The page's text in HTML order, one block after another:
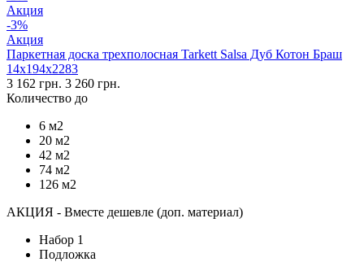
Акция
-3%
Акция
Паркетная доска трехполосная Tarkett Salsa Дуб Котон Браш
14х194х2283
3 162 грн. 3 260 грн.
Количество до
6 м2
20 м2
42 м2
74 м2
126 м2
АКЦИЯ - Вместе дешевле (доп. материал)
Набор 1
Подложка